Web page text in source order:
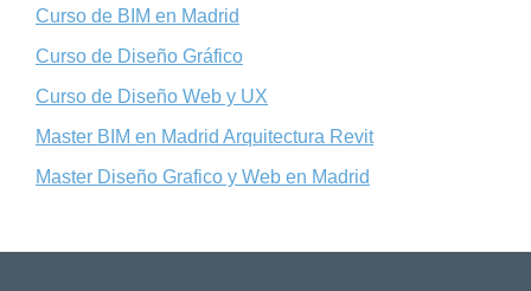
Curso de BIM en Madrid
Curso de Diseño Gráfico
Curso de Diseño Web y UX
Master BIM en Madrid Arquitectura Revit
Master Diseño Grafico y Web en Madrid